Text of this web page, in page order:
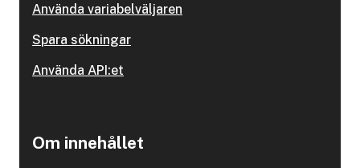
Använda variabelväljaren
Spara sökningar
Använda API:et
Om innehållet